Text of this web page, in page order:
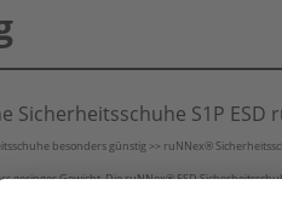
S1P ESD
besonders günstig >> ruNNex®
Gewicht. Die ruNNex® ESD